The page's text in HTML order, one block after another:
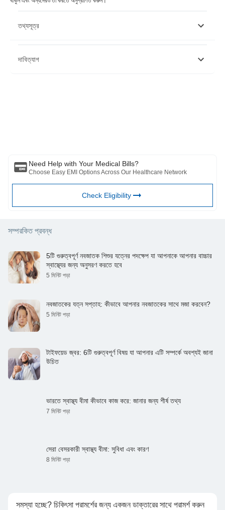
তথ্যসূত্র
https://www.who.int/campaigns/world-no-tobacco-day/2022
দাবিত্যাগ
Need Help with Your Medical Bills?
Choose Easy EMI Options Across Our Healthcare Network
Check Eligibility
সম্পরকিত প্রবন্ধ
5টি গুরুত্বপূর্ণ নবজাতক শিশুর যত্নের পদক্ষেপ যা আপনাকে আপনার বাচ্চার
স্বাস্থ্যের জন্য অনুসরণ করতে হবে
5 মিনিট পড়া
নবজাতকের যত্ন সপ্তাহ: কীভাবে আপনার নবজাতকের সাথে মজা করবেন?
5 মিনিট পড়া
টাইফয়েড জ্বর: 6টি গুরুত্বপূর্ণ বিষয় যা আপনার এটি সম্পর্কে অবশ্যই জানা
উচিত
ভারতে স্বাস্থ্য বীমা কীভাবে কাজ করে: জানার জন্য শীর্ষ তথ্য
7 মিনিট পড়া
সেরা বেসরকারী স্বাস্থ্য বীমা: সুবিধা এবং কারণ
8 মিনিট পড়া
সমস্যা হচ্ছে? চিকিৎসা পরামর্শের জন্য একজন ডাক্তারের সাথে পরামর্শ করুন